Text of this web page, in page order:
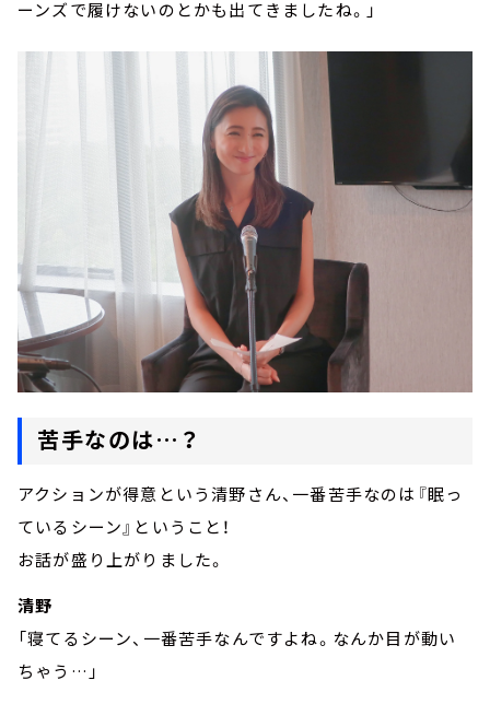
ーンズで履けないのとかも出てきましたね。」
苦手なのは…？
アクションが得意という清野さん、一番苦手なのは『眠っ
ているシーン』ということ！
お話が盛り上がりました。
清野
「寝てるシーン、一番苦手なんですよね。なんか目が動い
ちゃう…」